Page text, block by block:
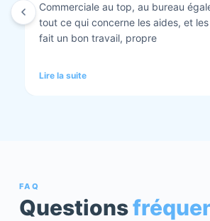
Isolation combles et rénovation
Travaux bien faits. Personnel au top
tout est nickel quand ils ont finis.
Lire la suite
FAQ
Questions